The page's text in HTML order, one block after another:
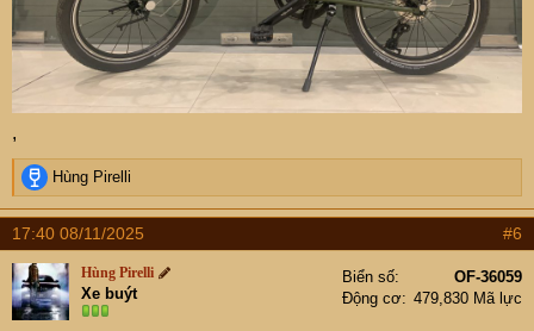
,
R
e
a
c
t
i
o
n
Hùng Pirelli
17:40 08/11/2025 #6
Hùng Pirelli
Xe buýt
Biển số
OF-36059
Động cơ
479,830 Mã lực